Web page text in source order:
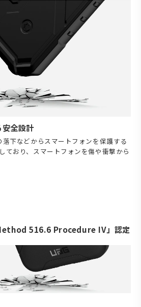
安全設計
下などからスマートフォンを保護する
ており、スマートフォンを傷や衝撃から
516.6 Procedure IV」認定